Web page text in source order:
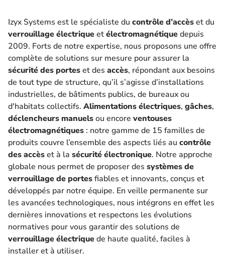
Izyx Systems est le spécialiste du contrôle d’accèset du
verrouillage électriqueetélectromagnétiquedepuis
2009. Forts de notre expertise, nous proposons une offre
complète de solutions sur mesure pour assurer la
sécurité des porteset des accès, répondant aux besoins
de tout type de structure, qu’il s’agisse d’installations
industrielles, de bâtiments publics, de bureaux ou
d'habitats collectifs. Alimentations électriques, gâches,
déclencheurs manuelsou encore ventouses
électromagnétiques : notre gamme de 15 familles de
produits couvre l’ensemble des aspects liés au contrôle
des accèset à la sécurité électronique. Notre approche
globale nous permet de proposer des systèmes de
verrouillage de portesfiables et innovants, conçus et
développés par notre équipe. En veille permanente sur
les avancées technologiques, nous intégrons en effet les
dernières innovations et respectons les évolutions
normatives pour vous garantir des solutions de
verrouillage électriquede haute qualité, faciles à
installer et à utiliser.